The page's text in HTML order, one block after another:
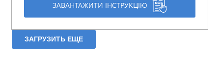
ЗАВАНТАЖИТИ ІНСТРУКЦІЮ
ЗАГРУЗИТЬ ЕЩЕ